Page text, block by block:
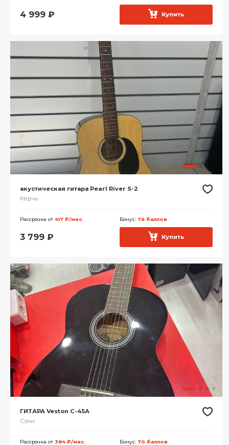
4 999 ₽ Купить
акустическая гитара Pearl River S-2
Керчь
Рассрочка от 417 ₽/мес. Бонус: 76 баллов
3 799 ₽ Купить
ГИТАРА Veston С-45А
Сочи
Рассрочка от 384 ₽/мес. Бонус: 70 баллов